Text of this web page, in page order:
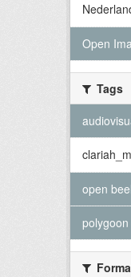
Open
Tags
open
polygoon